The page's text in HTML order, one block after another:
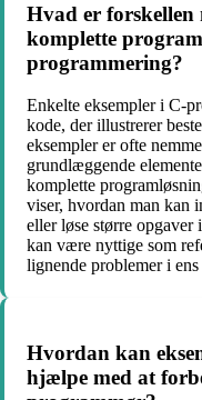
Hvad er forskellen
komplette
programmering?
Enkelte eksempler i C-
kode, der illustrerer
eksempler er ofte
grundlæggende
komplette
viser, hvordan man kan
eller løse større
kan være nyttige som
lignende problemer i ens
Hvordan kan
hjælpe med at